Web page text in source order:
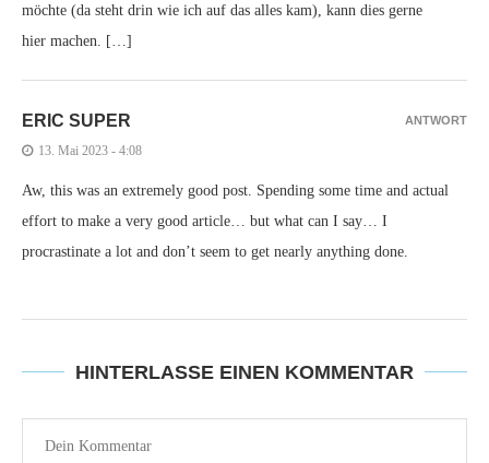
möchte (da steht drin wie ich auf das alles kam), kann dies gerne
hier machen. […]
ERIC SUPER
13. Mai 2023 - 4:08
Aw, this was an extremely good post. Spending some time and actual
effort to make a very good article… but what can I say… I
procrastinate a lot and don’t seem to get nearly anything done.
ANTWORT
HINTERLASSE EINEN KOMMENTAR